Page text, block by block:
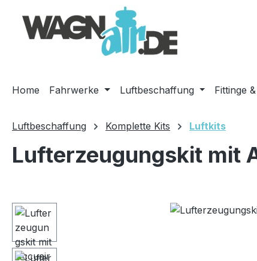
Hauptinhalt springen
Zur Suche springen
Zur Hauptnavigation springen
Home Fahrwerke Luftbeschaffung Fittinge
Luftbeschaffung Komplette Kits Luftkits
Lufterzeugungskit mit
Bildergalerie überspringen